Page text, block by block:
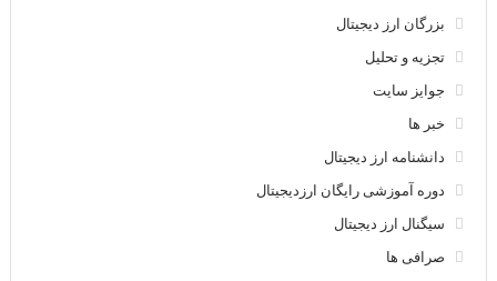
بزرگان ارز دیجیتال
تجزیه و تحلیل
جوایز سایت
خبر ها
دانشنامه ارز دیجیتال
دوره آموزشی رایگان ارزدیجیتال
سیگنال ارز دیجیتال
صرافی ها